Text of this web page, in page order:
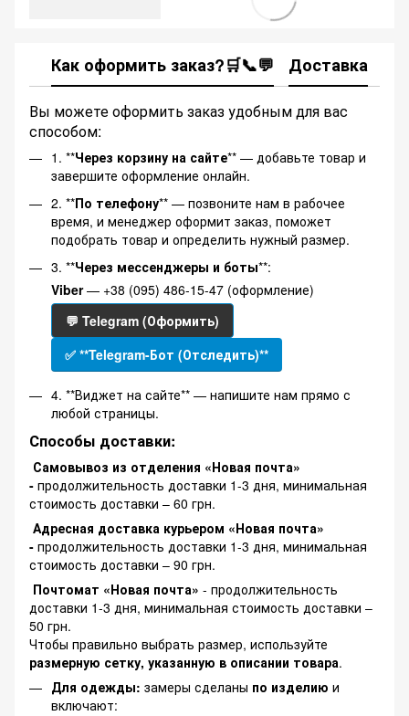
Как оформить заказ?🛒📞💬 Доставка
Вы можете оформить заказ удобным для вас
способом:
1. **Через корзину на сайте** — добавьте товар и
завершите оформление онлайн.
2. **По телефону** — позвоните нам в рабочее
время, и менеджер оформит заказ, поможет
подобрать товар и определить нужный размер.
3. **Через мессенджеры и боты**:
Viber— +38 (095) 486-15-47 (оформление)
💬 Telegram (Оформить)
✅ **Telegram-Бот (Отследить)**
4. **Виджет на сайте** — напишите нам прямо с
любой страницы.
Способы доставки:
Самовывоз из отделения «Новая почта»
- продолжительность доставки 1-3 дня, минимальная
стоимость доставки – 60 грн.
Адресная доставка курьером «Новая почта»
- продолжительность доставки 1-3 дня, минимальная
стоимость доставки – 90 грн.
Почтомат «Новая почта» - продолжительность
доставки 1-3 дня, минимальная стоимость доставки –
50 грн.
Чтобы правильно выбрать размер, используйте
размерную сетку, указанную в описании товара.
Для одежды: замеры сделаны по изделию и
включают: